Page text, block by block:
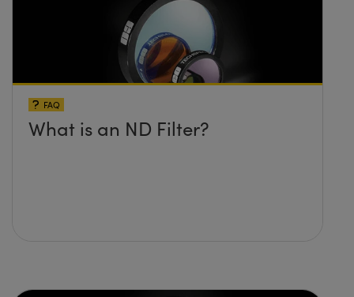
FAQ
What is an ND Filter?